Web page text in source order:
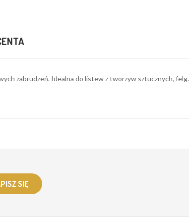
zabrudzeń. Idealna do listew z tworzyw sztucznych, felg.